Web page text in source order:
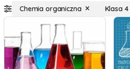
Chemia organiczna Klasa 4